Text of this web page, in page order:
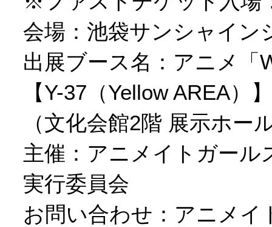
会場：池袋サンシャイン
出展ブース名：アニメ「
【Y-37（Yellow AREA）
（文化会館2階 展示ホー
主催：アニメイトガール
実行委員会
お問い合わせ：アニメイ